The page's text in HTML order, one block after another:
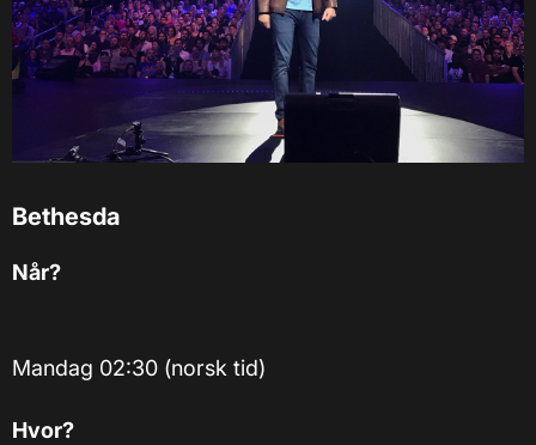
Bethesda
Når?
Mandag 02:30 (norsk tid)
Hvor?